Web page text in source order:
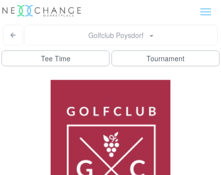
Golfclub Poysdorf
Tee Time Tournament